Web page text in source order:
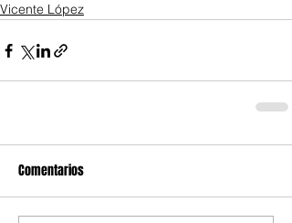
Vicente López
Comentarios